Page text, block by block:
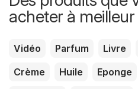
acheter à
Vidéo Parfum Livre
Crème
Huile Eponge